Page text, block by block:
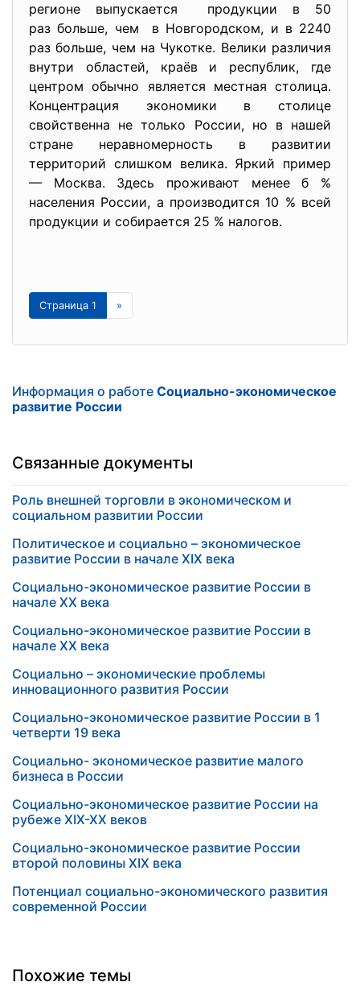
регионе выпускается продукции в 50
раз больше, чем в Новгородском, и в 2240
раз больше, чем на Чукотке. Велики различия
внутри областей, краёв и республик, где
центром обычно является местная столица.
Концентрация экономики в столице
свойственна не только России, но в нашей
стране неравномерность в развитии
территорий слишком велика. Яркий пример
— Москва. Здесь проживают менее б %
населения России, а производится 10 % всей
продукции и собирается 25 % налогов.
Страница 1 »
Информация о работе Социально-экономическое
развитие России
Связанные документы
Роль внешней торговли в экономическом и
социальном развитии России
Политическое и социально – экономическое
развитие России в начале XIX века
Социально-экономическое развитие России в
начале XX века
Социально-экономическое развитие России в
начале XX века
Социально – экономические проблемы
инновационного развития России
Социально-экономическое развитие России в 1
четверти 19 века
Социально- экономическое развитие малого
бизнеса в России
Социально-экономическое развитие России на
рубеже XIX-XX веков
Социально-экономическое развитие России
второй половины XIX века
Потенциал социально-экономического развития
современной России
Похожие темы